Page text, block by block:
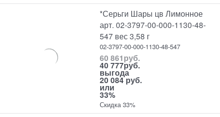
*Серьги Шары цв Лимонное
арт. 02-3797-00-000-1130-48-
547 вес 3,58 г
02-3797-00-000-1130-48-547
60 861руб.
40 777руб.
выгода
20 084 руб.
или
33%
Скидка 33%